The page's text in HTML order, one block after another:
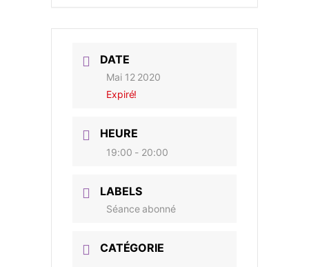
DATE
Mai 12 2020
Expiré!
HEURE
19:00 - 20:00
LABELS
Séance abonné
CATÉGORIE